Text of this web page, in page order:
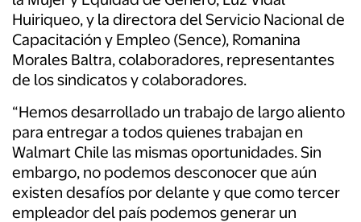
Huiriqueo, y la directora del Servicio Nacional de
Capacitación y Empleo (Sence), Romanina
Morales Baltra, colaboradores, representantes
de los sindicatos y colaboradores.
“Hemos desarrollado un trabajo de largo aliento
para entregar a todos quienes trabajan en
Walmart Chile las mismas oportunidades. Sin
embargo, no podemos desconocer que aún
existen desafíos por delante y que como tercer
empleador del país podemos generar un